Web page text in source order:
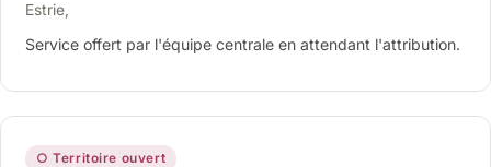
Estrie,
Service offert par l'équipe centrale en attendant l'attribution.
○ Territoire ouvert